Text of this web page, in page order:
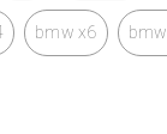
bmw x6